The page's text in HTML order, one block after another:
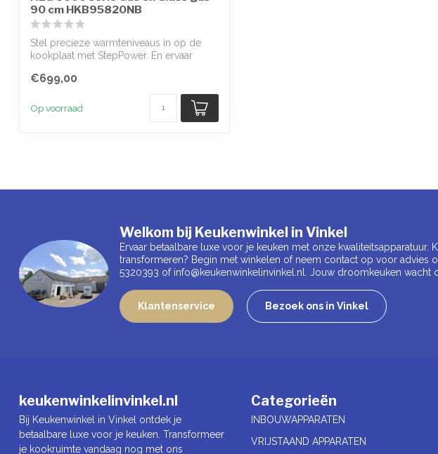
90 cm HKB95820NB
Stel precieze warmteniveaus in op de
kookplaat met StepPower. En ervaar
€699,00
Op voorraad
Welkom bij Keukenwinkel in Vinkel
Ervaar betaalbare luxe voor je keuken met onze kwaliteitsapparatuur.
transformeren? Begin met winkelen of neem contact op voor advies
5320393 of info@keukenwinkelinvinkel.nl . Jouw droomkeuken wacht
Klantenservice Bezoek ons in Vinkel
keukenwinkelinvinkel.nl
Bij Keukenwinkel in Vinkel ontdek je
betaalbare luxe voor je keuken. Transformeer
je kookruimte vandaag nog met ons
Categorieën
INBOUWAPPARATEN
VRIJSTAAND APPARATEN